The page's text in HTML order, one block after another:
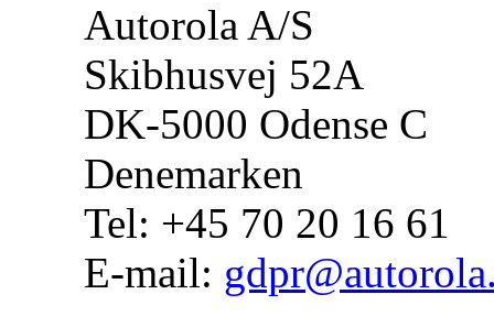
Autorola A/S
Skibhusvej 52A
DK-5000 Odense C
Denemarken
Tel: +45 70 20 16 61
E-mail: